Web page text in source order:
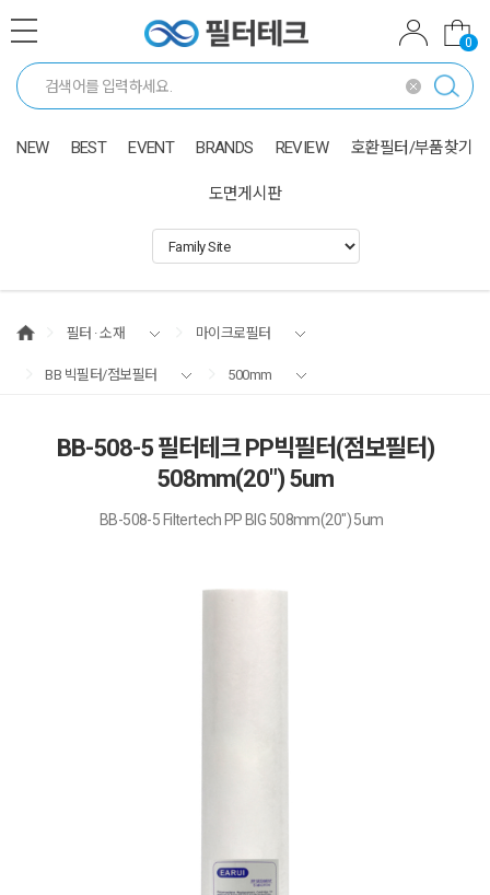
0
NEW BEST EVENT BRANDS REVIEW 호환필터/부품찾기
도면게시판
필터 · 소재 마이크로필터
BB 빅필터/점보필터 500mm
BB-508-5 필터테크 PP빅필터(점보필터)
508mm(20") 5um
BB-508-5 Filtertech PP BIG 508mm(20") 5um